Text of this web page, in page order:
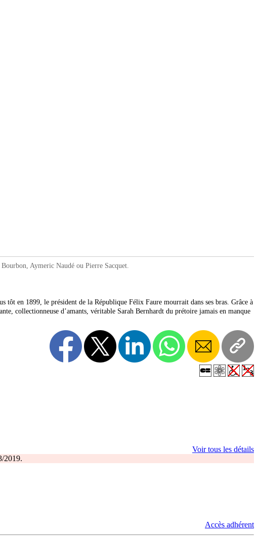
Aymeric Naudé ou Pierre Sacquet.
tôt en 1899, le président de la République Félix Faure mourrait dans ses bras. Grâce à
collectionneuse d’amants, véritable Sarah Bernhardt du prétoire jamais en manque
Voir tous les détails
2019.
Accès adhérent